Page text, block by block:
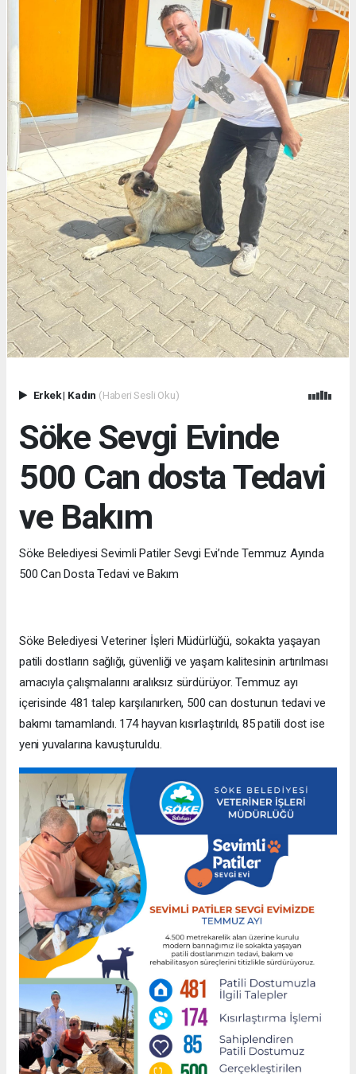
Erkek| Kadın (Haberi Sesli Oku)
Söke Sevgi Evinde
500 Can dosta Tedavi
ve Bakım
Söke Belediyesi Sevimli Patiler Sevgi Evi’nde Temmuz Ayında
500 Can Dosta Tedavi ve Bakım
Söke Belediyesi Veteriner İşleri Müdürlüğü, sokakta yaşayan
patili dostların sağlığı, güvenliği ve yaşam kalitesinin artırılması
amacıyla çalışmalarını aralıksız sürdürüyor. Temmuz ayı
içerisinde 481 talep karşılanırken, 500 can dostunun tedavi ve
bakımı tamamlandı. 174 hayvan kısırlaştırıldı, 85 patili dost ise
yeni yuvalarına kavuşturuldu.